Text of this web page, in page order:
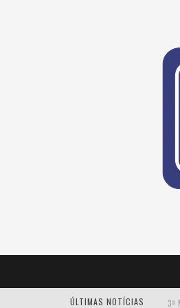
ÚLTIMAS NOTÍCIAS